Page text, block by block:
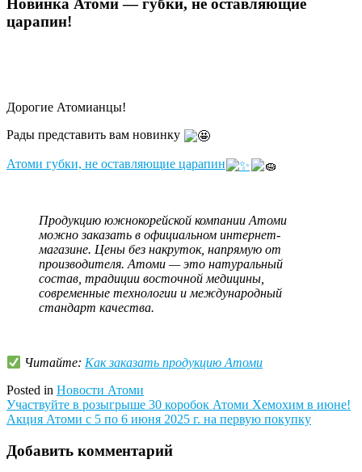
Новинка Атоми — губки, не оставляющие
царапин!
Дорогие Атомианцы!
Рады представить вам новинку
Атоми губки, не оставляющие царапин
Продукцию южнокорейской компании Атоми
можно заказать в официальном интернет-
магазине. Цены без накруток, напрямую от
производителя. Атоми — это натуральный
состав, традиции восточной медицины,
современные технологии и международный
стандарт качества.
Читайте: Как заказать продукцию Атоми
Posted in Новости Атоми
Навигация
по
записям
Участвуйте в розыгрыше 30 коробок Атоми Хемохим в июне!
Акция Атоми с 5 по 6 июня 2025 г. на первую покупку
Добавить комментарий